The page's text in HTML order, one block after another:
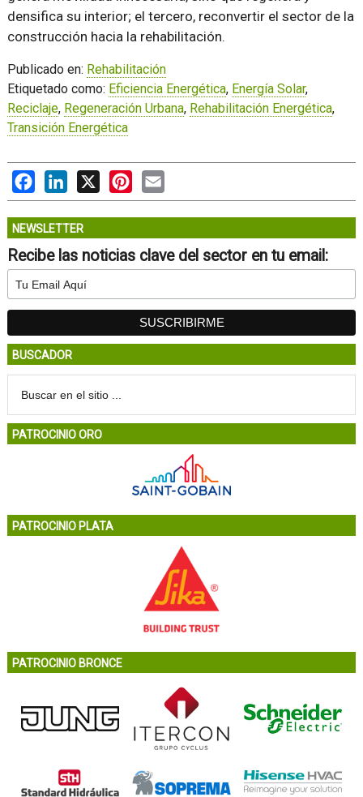
densifica su interior; el tercero, reconvertir el sector de la
construcción hacia la rehabilitación.
Publicado en: Rehabilitación
Etiquetado como: Eficiencia Energética, Energía Solar,
Reciclaje, Regeneración Urbana, Rehabilitación Energética,
Transición Energética
FacebookLinkedIn
X PinterestEmail
NEWSLETTER
Recibe las noticias clave del sector en tu email:
BUSCADOR
PATROCINIO ORO
PATROCINIO PLATA
PATROCINIO BRONCE